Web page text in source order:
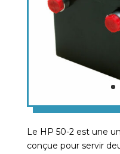
Le HP 50-2 est une
conçue pour servir